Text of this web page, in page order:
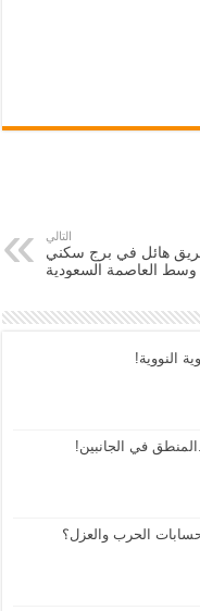
التالي
حريق هائل في برج سكني
وسط العاصمة السعودية
النووية!
في الجانبين!
الحرب والعزل؟